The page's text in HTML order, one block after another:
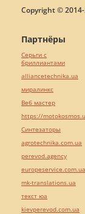
Copyright ©
Партнёры
Серьги с
бриллиантами
alliancetechnika.ua
миралинкс
Веб мастер
https://
Синтезаторы
agrotechnika.com.ua
perevod.agency
europeservice.com.ua
mk-translations.ua
текст юа
kievperevod.com.ua